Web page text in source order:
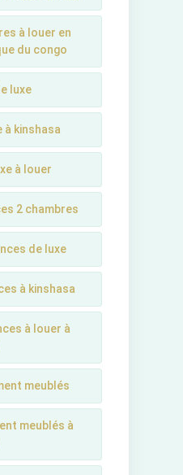
à louer en
du congo
luxe
à kinshasa
à louer
2 chambres
de luxe
à kinshasa
à louer à
meublés
meublés à